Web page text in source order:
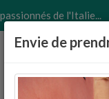
de l'Italie...
Envie de